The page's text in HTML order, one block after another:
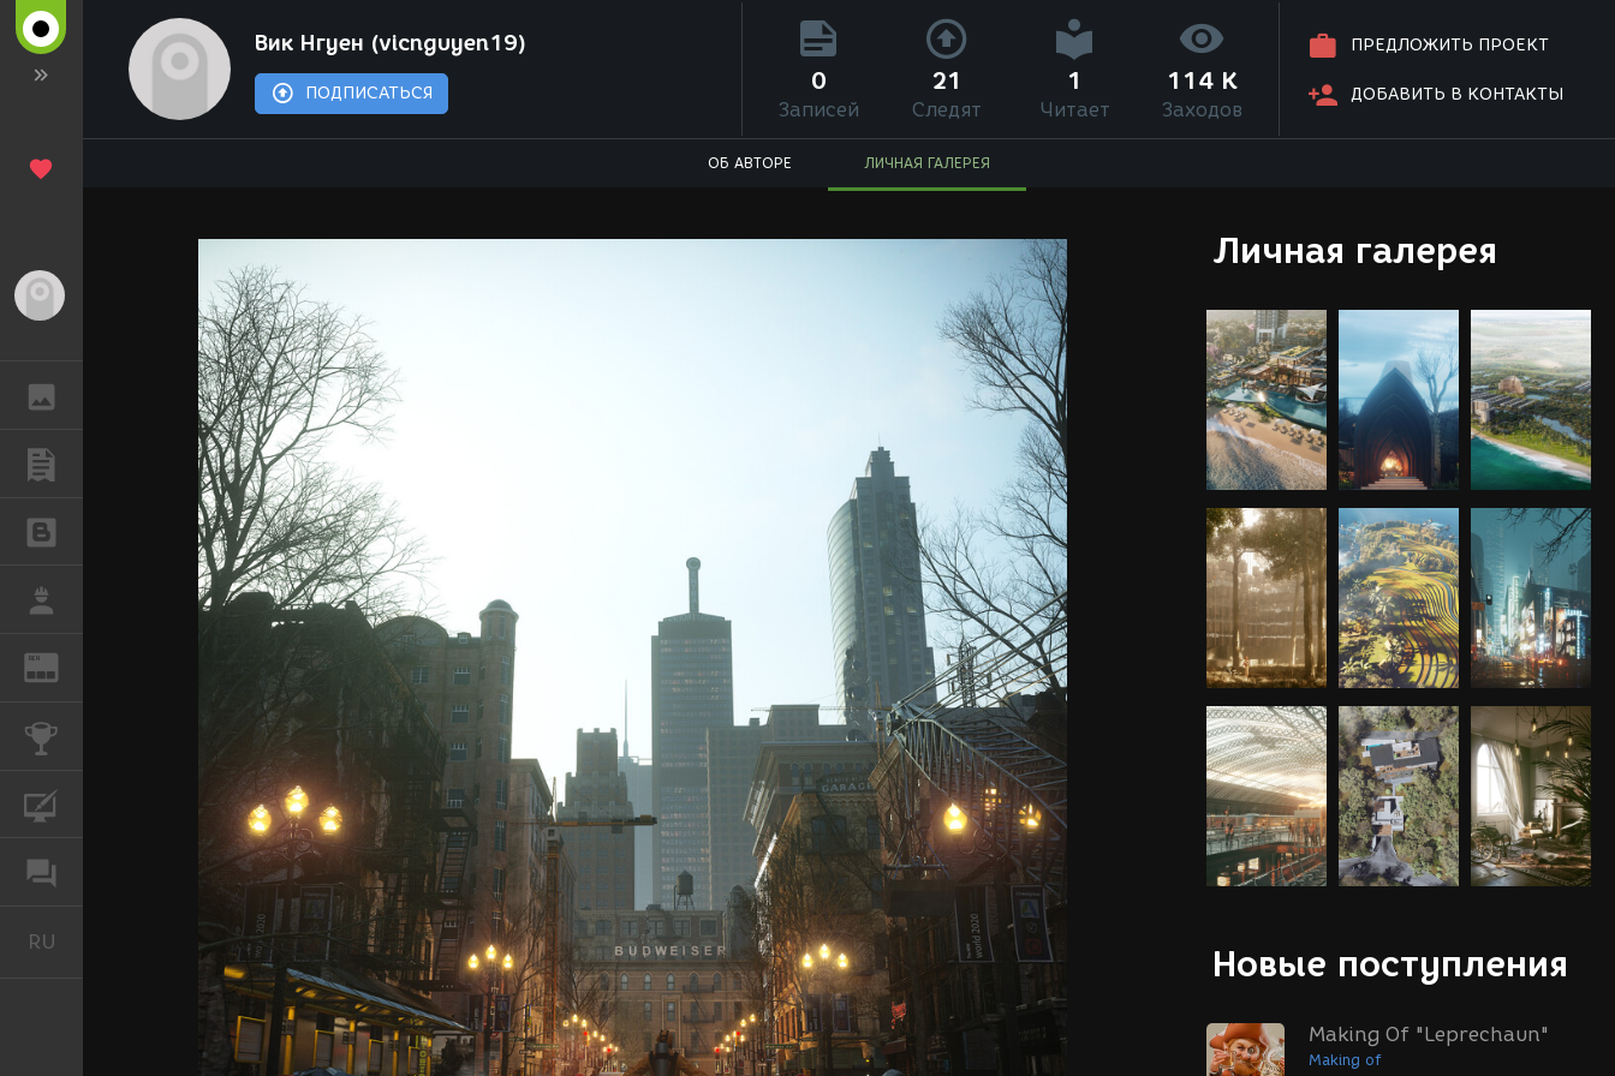
ПУБЛИКАЦИИ
REN
RU
Вик Нгуен (vicnguyen19)
ПОДПИСАТЬСЯ
ПРЕДЛОЖИТЬ ПРОЕКТ
ДОБАВИТЬ В КОНТАКТЫ
0
Записей
21
Следят
1
Читает
114 K
Заходов
ОБ АВТОРЕ ЛИЧНАЯ ГАЛЕРЕЯ
Личная галерея
Новые поступления
Making Of "Leprechaun"
Making of